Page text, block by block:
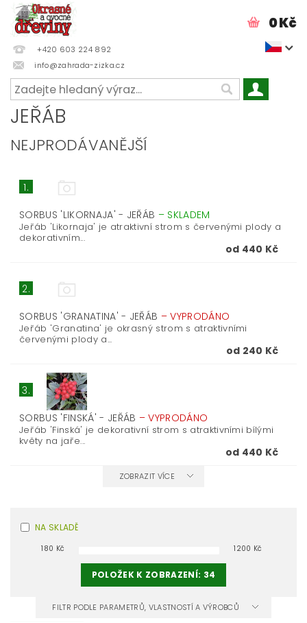
+420 603 224 892
info@zahrada-zizka.cz
0 Kč
JEŘÁB
NEJPRODÁVANĚJŠÍ
1.
SORBUS 'LIKORNAJA' - JEŘÁB – SKLADEM
Jeřáb 'Likornaja' je atraktivní strom s červenými plody a
dekorativním...
od 440 Kč
2.
SORBUS 'GRANATINA' - JEŘÁB –VYPRODÁNO
Jeřáb 'Granatina' je okrasný strom s atraktivními
červenými plody a...
od 240 Kč
3.
SORBUS 'FINSKÁ' - JEŘÁB –VYPRODÁNO
Jeřáb 'Finská' je dekorativní strom s atraktivními bílými
květy na jaře...
od 440 Kč
ZOBRAZIT VÍCE
NA SKLADĚ
180 Kč 1200 Kč
POLOŽEK K ZOBRAZENÍ: 34
FILTR PODLE PARAMETRŮ, VLASTNOSTÍ A VÝROBCŮ